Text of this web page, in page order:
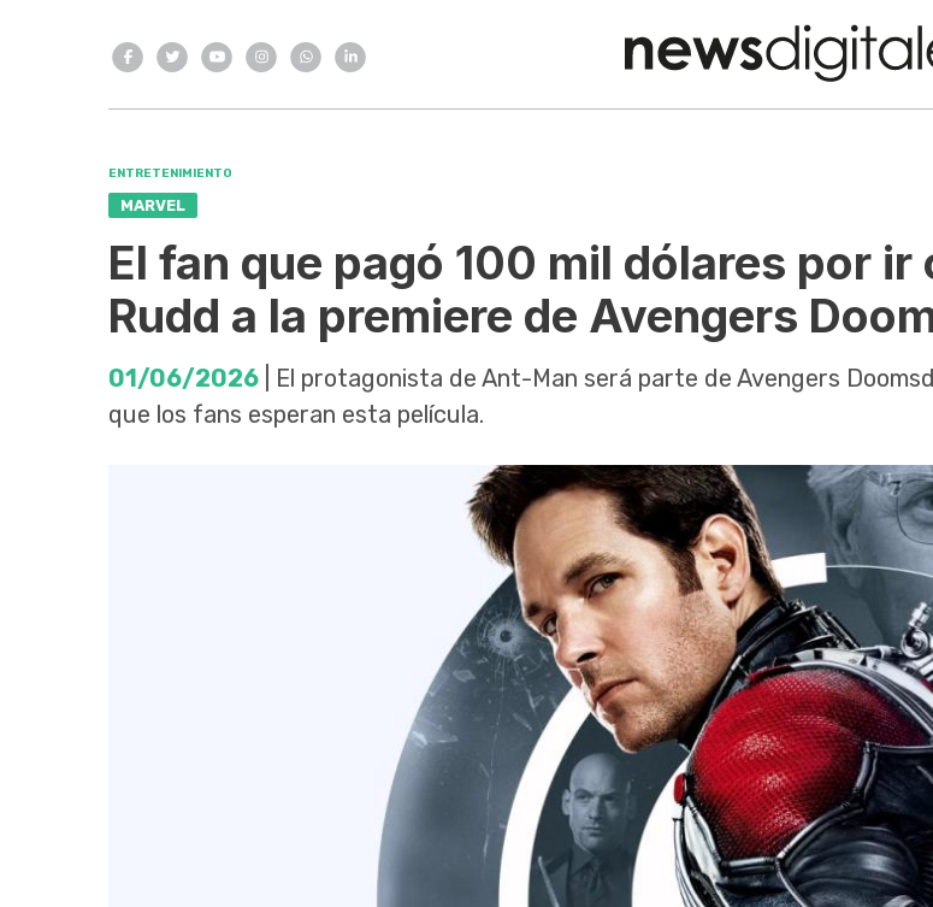
ENTRETENIMIENTO
MARVEL
El fan que pagó 100 mil dólares por ir
Rudd a la premiere de Avengers
01/06/2026 | El protagonista de Ant-Man será parte de Avengers
que los fans esperan esta película.